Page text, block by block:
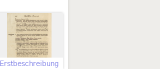
Erstbeschreibung